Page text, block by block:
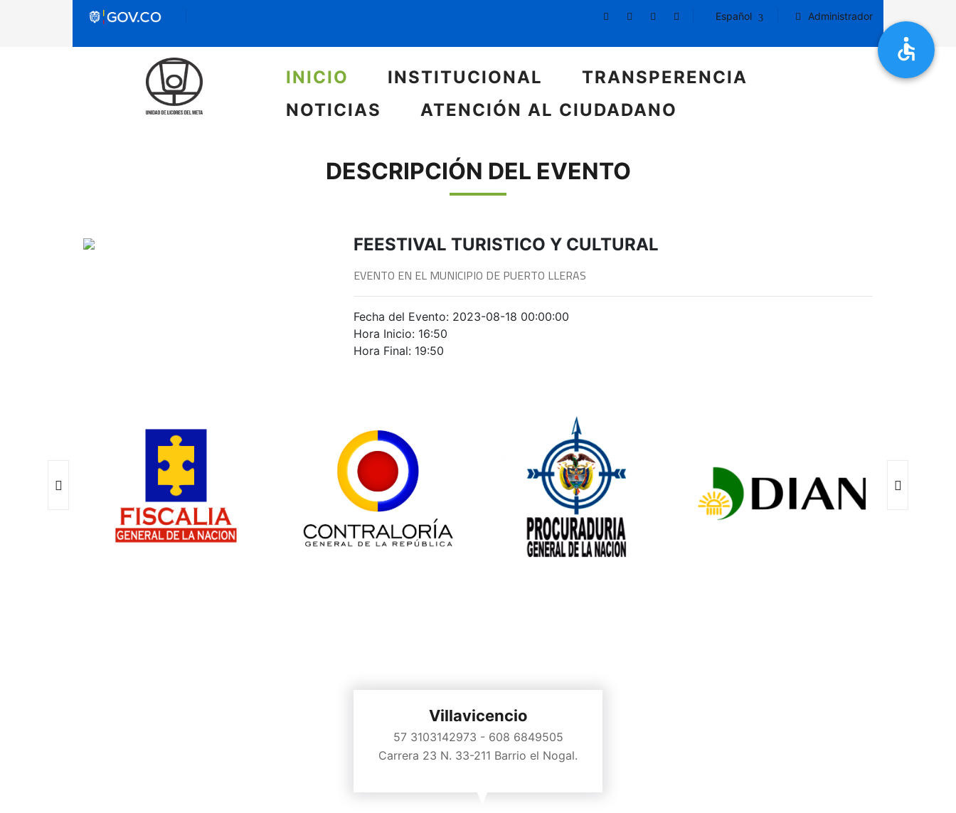
Español Administrador
INICIO INSTITUCIONAL
TRANSPERENCIA
NOTICIAS
ATENCIÓN AL CIUDADANO
DESCRIPCIÓN DEL EVENTO
FEESTIVAL TURISTICO Y CULTURAL
EVENTO EN EL MUNICIPIO DE PUERTO LLERAS
Fecha del Evento: 2023-08-18 00:00:00
Hora Inicio: 16:50
Hora Final: 19:50
Villavicencio
57 3103142973 - 608 6849505
Carrera 23 N. 33-211 Barrio el Nogal.